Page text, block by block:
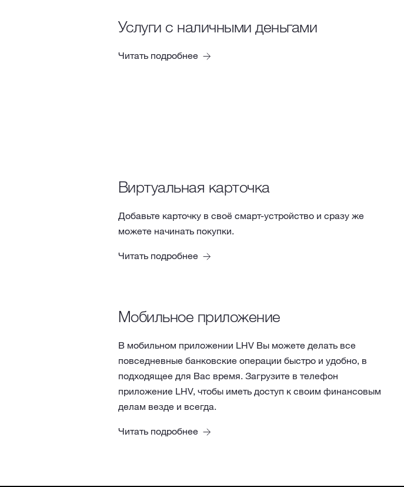
Услуги с наличными деньгами
Читать подробнее
Виртуальная карточка
Добавьте карточку в своё смарт-устройство и сразу же
можете начинать покупки.
Читать подробнее
Мобильное приложение
В мобильном приложении LHV Вы можете делать все
повседневные банковские операции быстро и удобно, в
подходящее для Вас время. Загрузите в телефон
приложение LHV, чтобы иметь доступ к своим финансовым
делам везде и всегда.
Читать подробнее